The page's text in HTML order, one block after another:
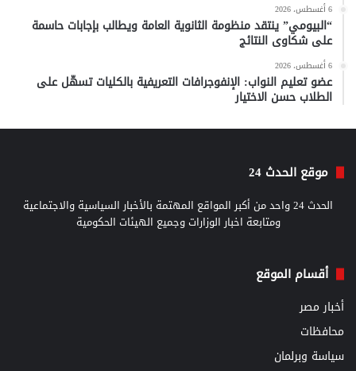
6 أغسطس، 2026
“البيومي” ينتقد منظومة الثانوية العامة ويطالب بإجابات حاسمة
على شكاوى النتائج
6 أغسطس، 2026
عضو تعليم النواب: الإنفوجرافات التعريفية بالكليات تسهّل على
الطلاب حسن الاختيار
موقع الحدث 24
الحدث 24 واحد من أكبر المواقع المهتمة بالأخبار السياسية والاجتماعية
ومتابعة اخبار الوزارات وجميع الهيئات الحكومية
أقسام الموقع
أخبار مصر
محافظات
سياسة وبرلمان